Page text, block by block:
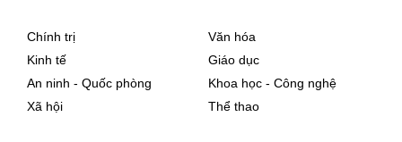
Chính trị
Kinh tế
An ninh - Quốc phòng
Xã hội
Văn hóa
Giáo dục
Khoa học - Công nghệ
Thể thao